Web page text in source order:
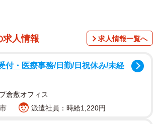
なぁ。なんか文明に感動してる笑」と
）。そこに写っていたの
聞こえる「歌」に耳を澄ませているおば
求人情報 求人情報一覧へ
付・医療事務/日勤/日祝休み/未経
倉敷オフィス
派遣社員：時給1,220円